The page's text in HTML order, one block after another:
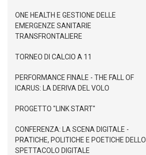
ONE HEALTH E GESTIONE DELLE
EMERGENZE SANITARIE
TRANSFRONTALIERE
TORNEO DI CALCIO A 11
PERFORMANCE FINALE - THE FALL OF
ICARUS: LA DERIVA DEL VOLO
PROGETTO "LINK START"
CONFERENZA: LA SCENA DIGITALE -
PRATICHE, POLITICHE E POETICHE DELLO
SPETTACOLO DIGITALE